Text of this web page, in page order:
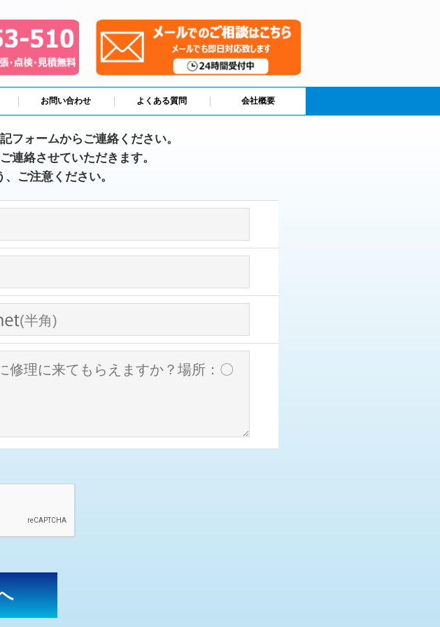
お問い合わせ よくある質問 会社概要
フォームからご連絡ください。
連絡させていただきます。
ご注意ください。
(半角)